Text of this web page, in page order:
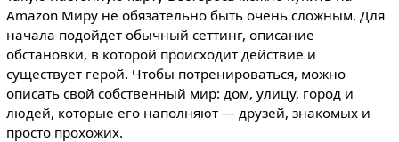
Amazon Миру не обязательно быть очень сложным. Для
начала подойдет обычный сеттинг, описание
обстановки, в которой происходит действие и
существует герой. Чтобы потренироваться, можно
описать свой собственный мир: дом, улицу, город и
людей, которые его наполняют — друзей, знакомых и
просто прохожих.